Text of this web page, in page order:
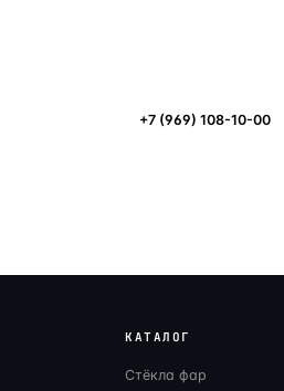
+7 (969) 108-10-00
КАТАЛОГ
Стёкла фар